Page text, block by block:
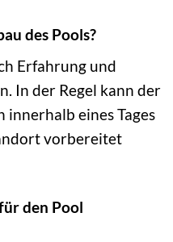
des Pools?
Erfahrung und
In der Regel kann der
innerhalb eines Tages
vorbereitet
den Pool